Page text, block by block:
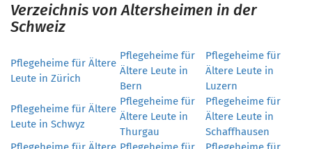
Verzeichnis von Altersheimen in der
Schweiz
Pflegeheime für Ältere
Leute in Zürich
Pflegeheime für
Ältere Leute in
Bern
Pflegeheime für
Ältere Leute in
Luzern
Pflegeheime für Ältere
Leute in Schwyz
Pflegeheime für
Ältere Leute in
Thurgau
Pflegeheime für
Ältere Leute in
Schaffhausen